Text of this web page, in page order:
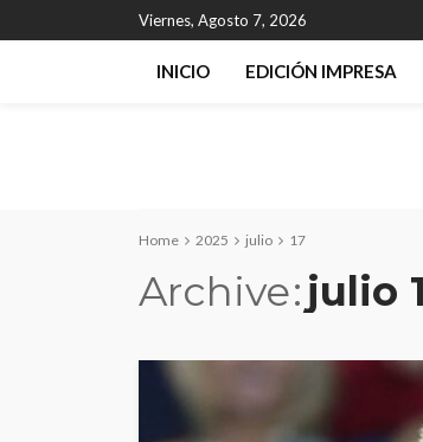
Viernes, Agosto 7, 2026
INICIO EDICIÓN IMPRESA
Home 2025 julio 17
Archive julio